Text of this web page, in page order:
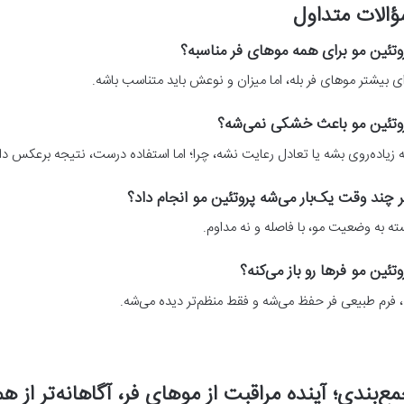
متداول
مو برای همه موهای فر مناسبه؟
بیشتر موهای فر بله، اما میزان و نوعش باید متناسب باشه.
مو باعث خشکی نمی‌شه؟
زیاده‌روی بشه یا تعادل رعایت نشه، چرا؛ اما استفاده درست، نتیجه برعکس
چند وقت یک‌بار می‌شه پروتئین مو انجام داد؟
به وضعیت مو، با فاصله و نه مداوم.
مو فرها رو باز می‌کنه؟
فرم طبیعی فر حفظ می‌شه و فقط منظم‌تر دیده می‌شه.
آینده مراقبت از موهای فر، آگاهانه‌تر از